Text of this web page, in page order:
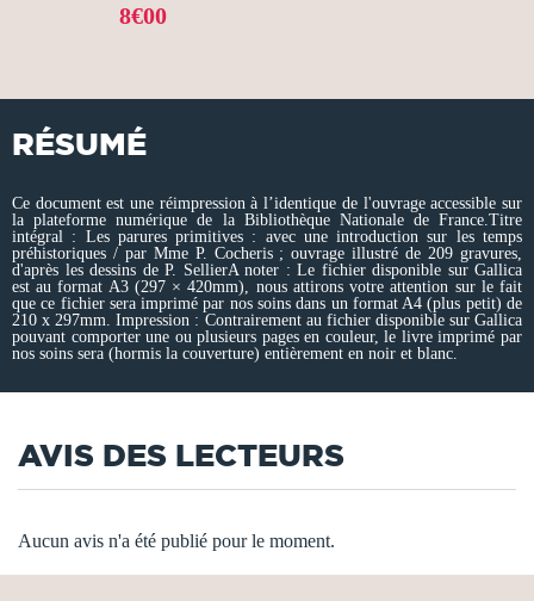
8€00
RÉSUMÉ
Ce document est une réimpression à l’identique de l'ouvrage accessible sur
la plateforme numérique de la Bibliothèque Nationale de France.Titre
intégral : Les parures primitives : avec une introduction sur les temps
préhistoriques / par Mme P. Cocheris ; ouvrage illustré de 209 gravures,
d'après les dessins de P. SellierA noter : Le fichier disponible sur Gallica
est au format A3 (297 × 420mm), nous attirons votre attention sur le fait
que ce fichier sera imprimé par nos soins dans un format A4 (plus petit) de
210 x 297mm. Impression : Contrairement au fichier disponible sur Gallica
pouvant comporter une ou plusieurs pages en couleur, le livre imprimé par
nos soins sera (hormis la couverture) entièrement en noir et blanc.
AVIS DES LECTEURS
Aucun avis n'a été publié pour le moment.